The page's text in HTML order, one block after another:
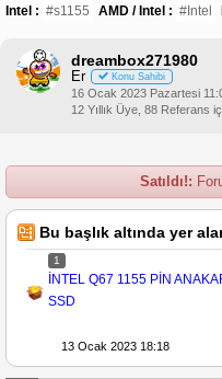
Intel : #s1155 AMD / Intel : #Intel
dreambox271980
Er Konu Sahibi
16 Ocak 2023 Pazartesi
12 Yıllık Üye, 88 Referans
Satıldı!:
Bu başlık altında yer
1
İNTEL Q67 1155 PİN
SSD
13 Ocak 2023 18:18